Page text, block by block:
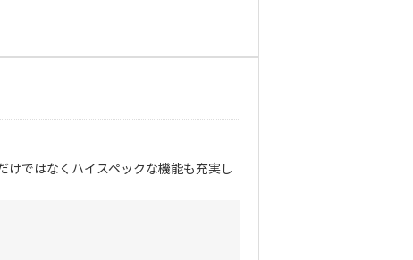
ではなくハイスペックな機能も充実し